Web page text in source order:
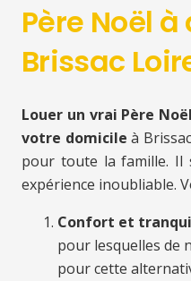
Père Noël
Brissac
Louer un vrai Père
votre domicile à
pour toute la famille. Il
expérience inoubliable.
Confort et
pour lesquelles de
pour cette